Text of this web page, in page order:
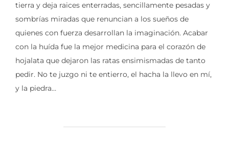
tierra y deja raices enterradas, sencillamente pesadas y
sombrías miradas que renuncian a los sueños de
quienes con fuerza desarrollan la imaginación. Acabar
con la huída fue la mejor medicina para el corazón de
hojalata que dejaron las ratas ensimismadas de tanto
pedir. No te juzgo ni te entierro, el hacha la llevo en mí,
y la piedra…